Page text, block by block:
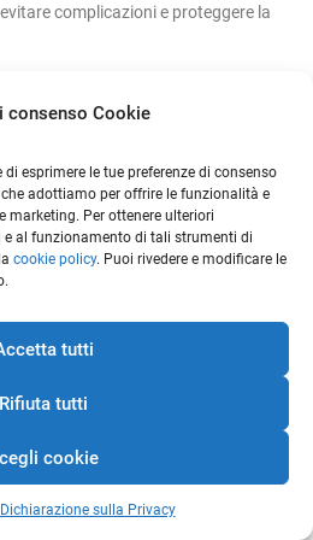
consenso Cookie
di esprimere le tue preferenze di consenso
adottiamo per offrire le funzionalità e
marketing. Per ottenere ulteriori
al funzionamento di tali strumenti di
cookie policy. Puoi rivedere e modificare le
tutti
Rifiuta tutti
cookie
Dichiarazione sulla Privacy
complicazioni e proteggere la
comuni di
rossi
degli occhi possono avere
frequenti:
accompagnate da prurito e
comuni, soprattutto
Gli occhi non
lacrime o il
non è di buona
Contattaci!